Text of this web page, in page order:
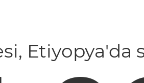
Etiyopya'da